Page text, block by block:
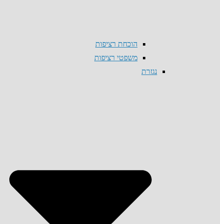
הוכחת רציפות
משפטי רציפות
נגזרת